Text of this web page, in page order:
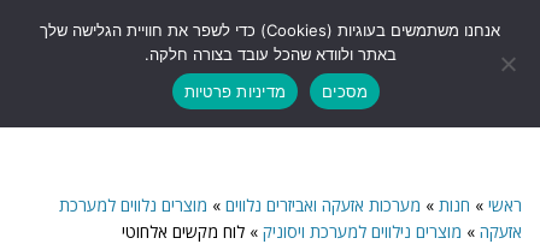
תפריט
ראשי » חנות » מערכות אזעקה ואביזרים נלווים » מוצרים נלווים למערכת
אזעקה » מוצרים נילווים למערכת ויסוניק » לוח מקשים אלחוטי
אנחנו משתמשים בעוגיות (Cookies) כדי לשפר את חוויית הגלישה שלך
באתר ולוודא שהכל עובד בצורה חלקה.
מסכים
מדיניות פרטיות